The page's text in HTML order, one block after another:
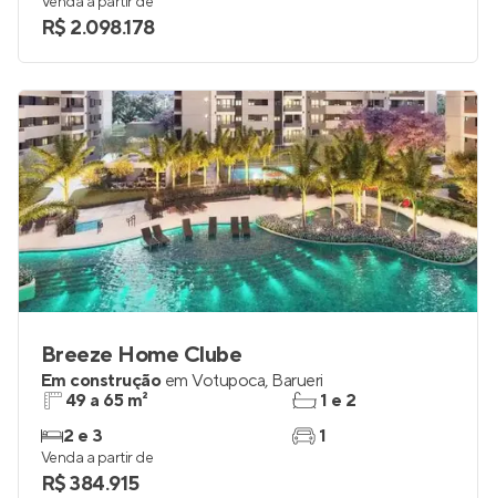
R$ 2.098.178
Breeze Home Clube
Em construção em Votupoca, Barueri
49 a 65 m²
2 e 3
1 e 2
1
Venda a partir de
R$ 384.915